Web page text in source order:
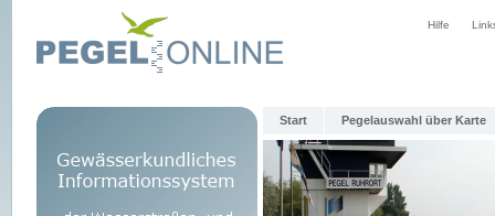
Hilfe
Start Pegelauswahl über Karte